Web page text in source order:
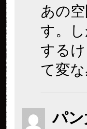
あの
す。
する
て変
パ